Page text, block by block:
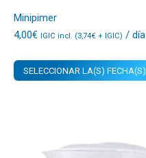
Minipimer
4,00€ IGIC incl. (3,74€ + IGIC) / día
SELECCIONAR LA(S) FECHA(S)